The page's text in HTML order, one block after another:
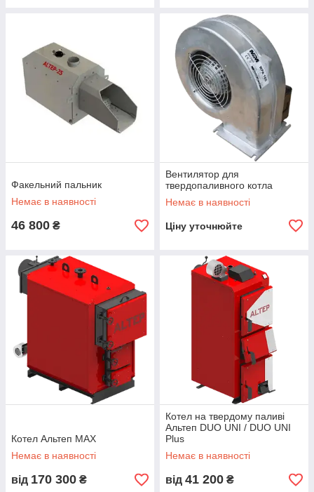
Факельний пальник
Немає в наявності
46 800 ₴
Вентилятор для
твердопаливного котла
Немає в наявності
Ціну уточнюйте
Котел Альтеп MAX
Немає в наявності
від 170 300 ₴
Котел на твердому паливі
Альтеп DUO UNI / DUO UNI
Plus
Немає в наявності
від 41 200 ₴